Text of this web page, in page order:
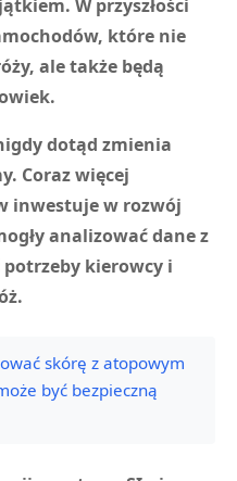
W przyszłości
które nie
ale także będą
dotąd zmienia
Coraz więcej
inwestuje w rozwój
analizować dane z
kierowcy i
skórę z atopowym
być bezpieczną